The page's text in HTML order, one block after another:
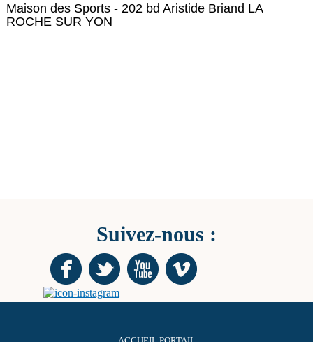
Maison des Sports - 202 bd Aristide Briand LA
ROCHE SUR YON
Suivez-nous :